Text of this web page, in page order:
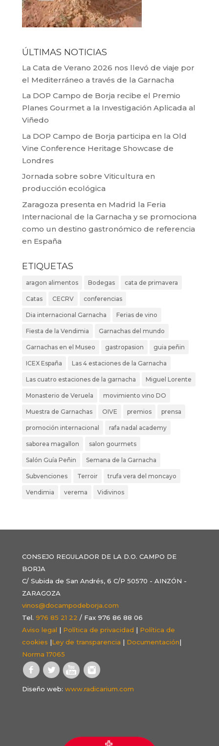
ÚLTIMAS NOTICIAS
La Cata de Verano 2026 nos llevó de viaje por
el Mediterráneo a través de la Garnacha
La DOP Campo de Borja recibe el Premio
Planes Gourmet a la Investigación Aplicada al
Viñedo
La DOP Campo de Borja participa en la Old
Vine Conference Heritage Showcase de
Londres
Jornada sobre sobre Viticultura en
producción ecológica
Zaragoza presenta en Madrid la Feria
Internacional de la Garnacha y se promociona
como un destino gastronómico de referencia
en España
ETIQUETAS
aragon alimentos Bodegas cata de primavera
Catas CECRV conferencias
Dia internacional Garnacha Ferias de vino
Fiesta de la Vendimia Garnachas del mundo
Garnachas en el Museo gastropasion guia peñin
ICEX España Las 4 estaciones de la Garnacha
Las cuatro estaciones de la garnacha Miguel Lorente
Monasterio de Veruela movimiento vino DO
Muestra de Garnachas OIVE premios prensa
promoción internacional rafa nadal academy
saborea magallon salon gourmets
Salón Guía Peñin Semana de la Garnacha
Subvenciones Terroir trufa vera del moncayo
Vendimia verema Vidivinos
CONSEJO REGULADOR DE LA D.O. CAMPO DE
BORJA
C/ Subida de San Andrés, 6 C/P 50570 - AINZÓN -
ZARAGOZA
vinos@docampodeborja.com
Tel. 976 85 21 22 / Fax 976 86 88 06
Aviso legal | Política de privacidad | Política de
cookies |Ley de transparencia | Documentación|
Norma 17065
Diseño web: www.radicarium.com